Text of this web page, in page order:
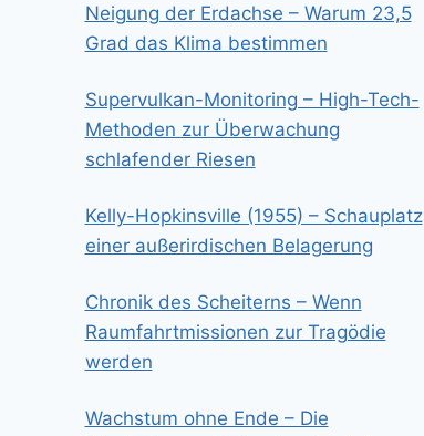
Neigung der Erdachse – Warum 23,5
Grad das Klima bestimmen
Supervulkan-Monitoring – High-Tech-
Methoden zur Überwachung
schlafender Riesen
Kelly-Hopkinsville (1955) – Schauplatz
einer außerirdischen Belagerung
Chronik des Scheiterns – Wenn
Raumfahrtmissionen zur Tragödie
werden
Wachstum ohne Ende – Die